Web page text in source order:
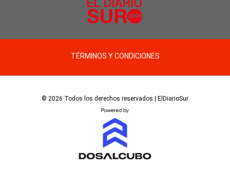
TÉRMINOS Y CONDICIONES
© 2026 Todos los derechos reservados | ElDiarioSur